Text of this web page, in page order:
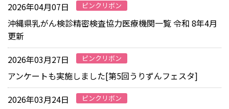
2026年04月07日
ピンクリボン
沖縄県乳がん検診精密検査協力医療機関一覧 令和 8年4月
更新
2026年03月27日
ピンクリボン
アンケートも実施しました[第5回うりずんフェスタ]
2026年03月24日
ピンクリボン